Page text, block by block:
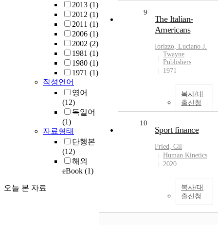
2013 (1)
2012 (1)
2011 (1)
2006 (1)
2002 (2)
1981 (1)
1980 (1)
1971 (1)
작성언어
영어
(12)
독일어
(1)
자료형태
단행본
(12)
해외
eBook (1)
오늘 본 자료
9
The Italian-
Americans
Iorizzo, Luciano J.
Twayne
Publishers
1971
복사/대
출신청
10
Sport finance
Fried, Gil
Human Kinetics
2020
복사/대
출신청